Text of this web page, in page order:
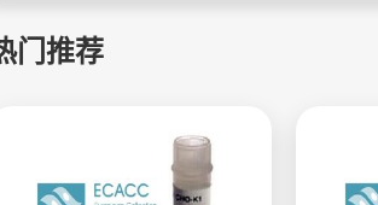
门推荐